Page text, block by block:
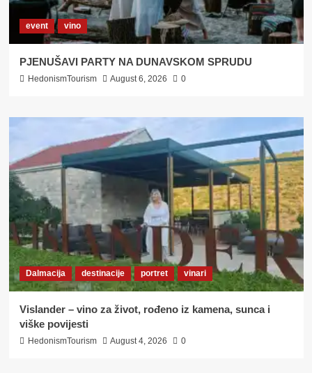
event vino
PJENUŠAVI PARTY NA DUNAVSKOM SPRUDU
HedonismTourism August 6, 2026 0
Dalmacija destinacije portret vinari
Vislander – vino za život, rođeno iz kamena, sunca i
viške povijesti
HedonismTourism August 4, 2026 0